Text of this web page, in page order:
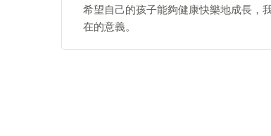
希望自己的孩子能夠健康快樂地成長，
在的意義。